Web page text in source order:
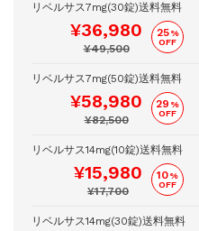
リベルサス7mg(30錠)送料無料
¥36,980
¥49,500
25%
OFF
リベルサス7mg(50錠)送料無料
¥58,980
¥82,500
29%
OFF
リベルサス14mg(10錠)送料無料
¥15,980
¥17,700
10%
OFF
リベルサス14mg(30錠)送料無料